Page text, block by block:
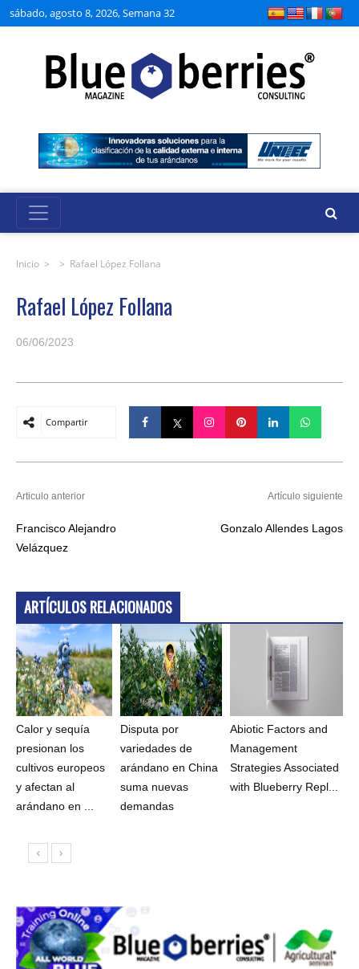
sábado, agosto 8, 2026, Semana 32
Inicio > > Rafael López Follana
Rafael López Follana
06/06/2023
Compartir
Articulo anterior
Francisco Alejandro
Velázquez
Artículo siguiente
Gonzalo Allendes Lagos
ARTÍCULOS RELACIONADOS
Calor y sequía
presionan los
cultivos europeos
y afectan al
arándano en ...
Disputa por
variedades de
arándano en China
suma nuevas
demandas
Abiotic Factors and
Management
Strategies Associated
with Blueberry Repl...